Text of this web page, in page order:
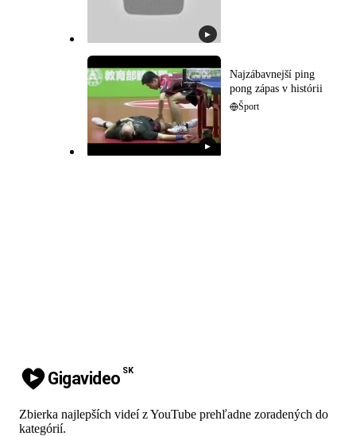
▶
▶
Najzábavnejší ping
pong zápas v histórii
Šport
Gigavideo SK
Zbierka najlepších videí z YouTube prehľadne zoradených do
kategórií.